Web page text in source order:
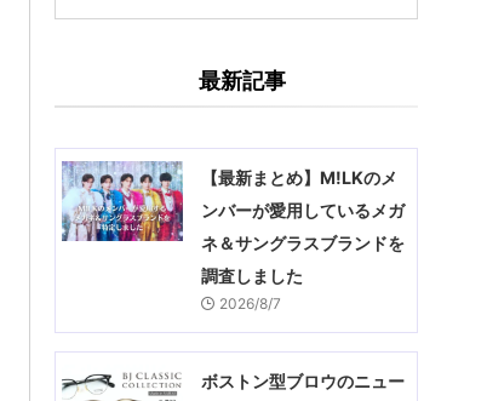
最新記事
【最新まとめ】M!LKのメ
ンバーが愛用しているメガ
ネ＆サングラスブランドを
調査しました
2026/8/7
ボストン型ブロウのニュー